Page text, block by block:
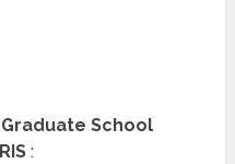
School
: